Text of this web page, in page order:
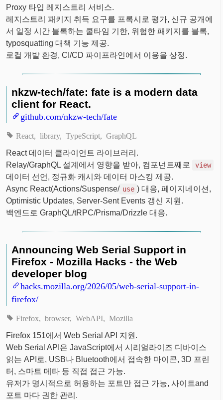
Proxy 타입 레지스트리 서비스.
레지스트리 패키지 취득 요구를 프록시로 평가, 신규 공개에
서 일정 시간 블록하는 쿨타임 기한, 위험한 패키지를 블록,
typosquatting 대책 기능 제공.
로컬 개발 환경, CI/CD 파이프라인에서 이용을 상정.
nkzw-tech/fate: fate is a modern data
client for React.
github.com/nkzw-tech/fate
React library TypeScript GraphQL
React 데이터 클라이언트 라이브러리.
Relay/GraphQL 설계에서 영향을 받아, 컴포넌트째로
view
데이터 선언, 정규화 캐시와 데이터 마스킹 제공.
Async React(Actions/Suspense/ use ) 대응, 페이지네이션,
Optimistic Updates, Server-Sent Events 갱신 지원.
백엔드로 GraphQL/tRPC/Prisma/Drizzle 대응.
Announcing Web Serial Support in
Firefox - Mozilla Hacks - the Web
developer blog
hacks.mozilla.org/2026/05/web-serial-support-in-
firefox/
Firefox browser WebAPI Mozilla
Firefox 151에서 Web Serial API 지원.
Web Serial API은 JavaScript에서 시리얼라이즈 디바이스
읽는 API로, USB나 Bluetooth에서 접속한 마이콘, 3D 프린
터, 스마트 메타 등 직접 접근 가능.
유저가 명시적으로 허용하는 포트만 접근 가능, 사이트and
포트 마다 권한 관리.